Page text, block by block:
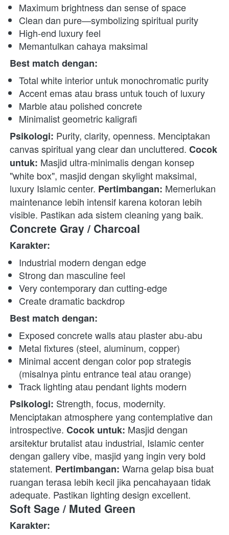
Maximum brightness dan sense of space
Clean dan pure—symbolizing spiritual purity
High-end luxury feel
Memantulkan cahaya maksimal
Best match dengan:
Total white interior untuk monochromatic purity
Accent emas atau brass untuk touch of luxury
Marble atau polished concrete
Minimalist geometric kaligrafi
Psikologi: Purity, clarity, openness. Menciptakan
canvas spiritual yang clear dan uncluttered. Cocok
untuk: Masjid ultra-minimalis dengan konsep
"white box", masjid dengan skylight maksimal,
luxury Islamic center. Pertimbangan: Memerlukan
maintenance lebih intensif karena kotoran lebih
visible. Pastikan ada sistem cleaning yang baik.
Concrete Gray / Charcoal
Karakter:
Industrial modern dengan edge
Strong dan masculine feel
Very contemporary dan cutting-edge
Create dramatic backdrop
Best match dengan:
Exposed concrete walls atau plaster abu-abu
Metal fixtures (steel, aluminum, copper)
Minimal accent dengan color pop strategis
(misalnya pintu entrance teal atau orange)
Track lighting atau pendant lights modern
Psikologi: Strength, focus, modernity.
Menciptakan atmosphere yang contemplative dan
introspective. Cocok untuk: Masjid dengan
arsitektur brutalist atau industrial, Islamic center
dengan gallery vibe, masjid yang ingin very bold
statement. Pertimbangan: Warna gelap bisa buat
ruangan terasa lebih kecil jika pencahayaan tidak
adequate. Pastikan lighting design excellent.
Soft Sage / Muted Green
Karakter: